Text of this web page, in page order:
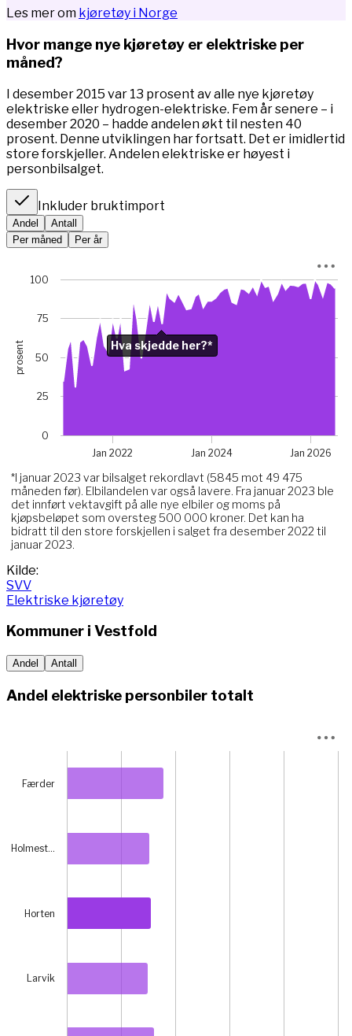
Les mer om kjøretøy i Norge
Hvor mange nye kjøretøy er elektriske per
måned?
I desember 2015 var 13 prosent av alle nye kjøretøy
elektriske eller hydrogen-elektriske. Fem år senere – i
desember 2020 – hadde andelen økt til nesten 40
prosent. Denne utviklingen har fortsatt. Det er imidlertid
store forskjeller. Andelen elektriske er høyest i
personbilsalget.
Inkluder bruktimport
Andel
Antall
Per måned
Per år
Chart with 67 data points.
*I januar 2023 var bilsalget rekordlavt (5845 mot 49
View as data table, Chart
The chart has 1 X axis displaying Time. Data ranges from
The chart has 1 Y axis displaying prosent. Data ranges
Chart annotations summary
prosent
*I januar 2023 var bilsalget rekordlavt (5845 mot 49 475
måneden før). Elbilandelen var også lavere. Fra januar 2023 ble
det innført vektavgift på alle nye elbiler og moms på
kjøpsbeløpet som oversteg 500 000 kroner. Det kan ha
bidratt til den store forskjellen i salget fra desember 2022 til
januar 2023.
Jan 2022 Jan 2024 Jan 2026
0
25
50
75
100
Hva skjedde her?*
End of interactive chart.
Kilde:
SVV
Elektriske kjøretøy
Kommuner i Vestfold
Andel Antall
Andel elektriske personbiler totalt
View as data table, Chart
Færder
Holmest…
Horten
Larvik